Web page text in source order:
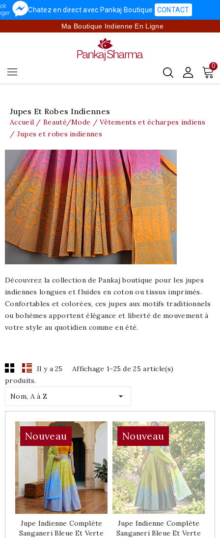
Chatez en direct avec Pankaj Boutique CONTACT
Ma Boutique Indienne En Ligne
0
Jupes Et Robes Indiennes
Accueil Beauté/Mode
Vêtements et écharpes indiens
Jupes et robes indiennes
Découvrez la collection de Pankaj boutique pour les jupes
indiennes longues et fluides en coton ou tissus imprimés.
Confortables et colorées, ces jupes aux motifs traditionnels
ou bohèmes apportent élégance et liberté de mouvement à
votre style au quotidien comme en été.
Il y a 25
produits.
Nom, A à Z

Affichage 1-25 de 25 article(s)
Nouveau
Jupe Indienne Complète
Sanganeri Bleue Et Verte
Nouveau
Jupe Indienne Complète
Sanganeri Bleue Et Verte